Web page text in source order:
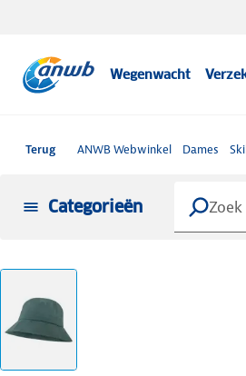
Wegenwacht
Terug ANWB Webwinkel Dames
Categorieën